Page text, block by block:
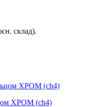
склад).
ХРОМ (ch4)